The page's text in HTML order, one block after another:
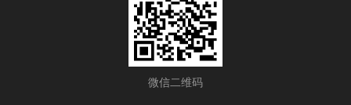
微信二维码